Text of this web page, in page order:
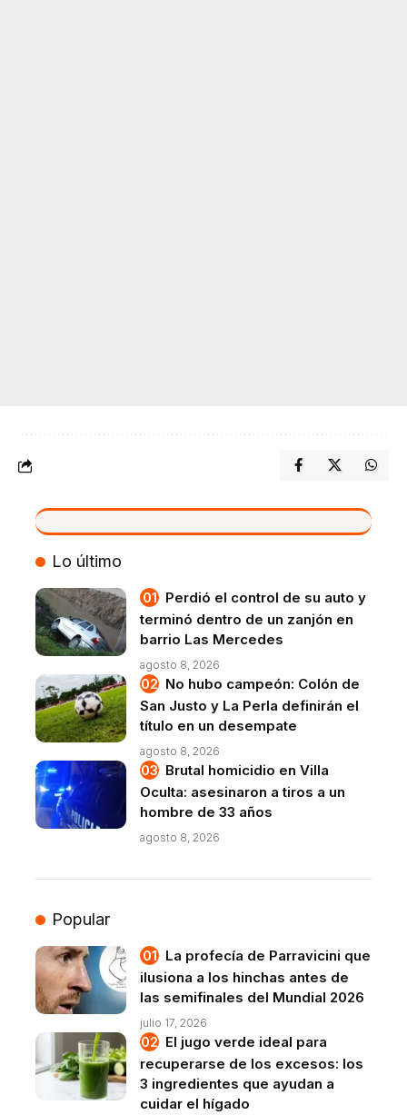
VIVO
Lo último
Perdió el control de su auto y
terminó dentro de un zanjón en
barrio Las Mercedes
agosto 8, 2026
No hubo campeón: Colón de
San Justo y La Perla definirán el
título en un desempate
agosto 8, 2026
Brutal homicidio en Villa
Oculta: asesinaron a tiros a un
hombre de 33 años
agosto 8, 2026
Popular
La profecía de Parravicini que
ilusiona a los hinchas antes de
las semifinales del Mundial 2026
julio 17, 2026
El jugo verde ideal para
recuperarse de los excesos: los
3 ingredientes que ayudan a
cuidar el hígado